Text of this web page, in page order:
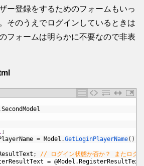
ー登録をするためのフォームもいっ
そのうえでログインしているときは
フォームは明らかに不要なので非表
SecondModel
;
= Model .GetLoginPlayerName( )
;
// ログイン状態か否か？ またログ
= @Model . RegisterResultText